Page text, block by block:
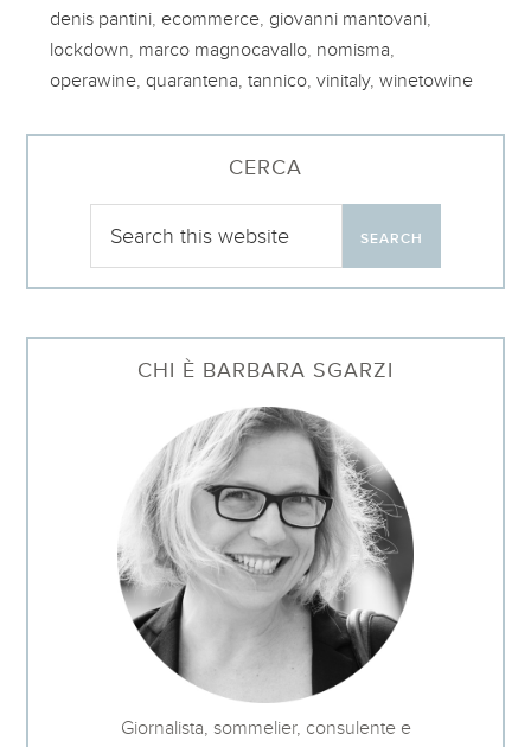
denis pantini ecommerce giovanni mantovani
lockdown marco magnocavallo nomisma
operawine ,quarantena ,tannico ,vinitaly,winetowine
CERCA
CHI È BARBARA SGARZI
Giornalista, sommelier, consulente e